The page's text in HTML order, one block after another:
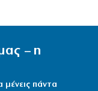
– η
πάντα